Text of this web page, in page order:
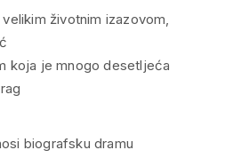
životnim izazovom,
koja je mnogo desetljeća
biografsku dramu